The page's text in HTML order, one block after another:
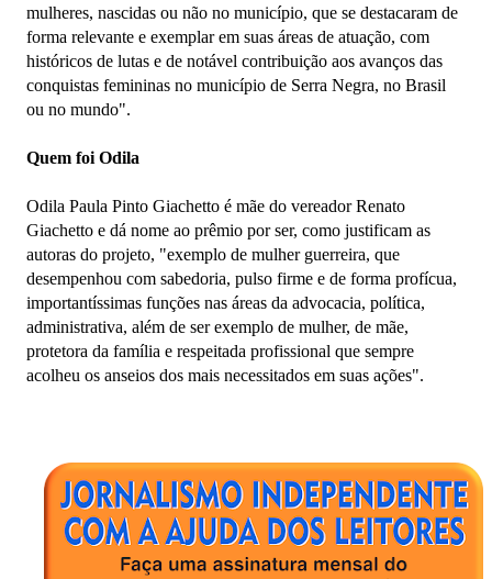
mulheres, nascidas ou não no município, que se destacaram de
forma relevante e exemplar em suas áreas de atuação, com
históricos de lutas e de notável contribuição aos avanços das
conquistas femininas no município de Serra Negra, no Brasil
ou no mundo".
Quem foi Odila
Odila Paula Pinto Giachetto é mãe do vereador Renato
Giachetto e dá nome ao prêmio por ser, como justificam as
autoras do projeto, "exemplo de mulher guerreira, que
desempenhou com sabedoria, pulso firme e de forma profícua,
importantíssimas funções nas áreas da advocacia, política,
administrativa, além de ser exemplo de mulher, de mãe,
protetora da família e respeitada profissional que sempre
acolheu os anseios dos mais necessitados em suas ações".